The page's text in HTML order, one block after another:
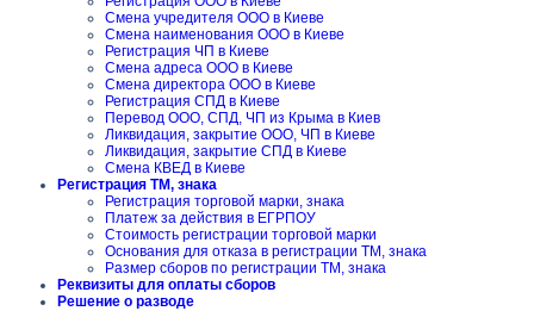
Смена учредителя ООО в Киеве
Смена наименования ООО в Киеве
Регистрация ЧП в Киеве
Смена адреса ООО в Киеве
Смена директора ООО в Киеве
Регистрация СПД в Киеве
Перевод ООО, СПД, ЧП из Крыма в Киев
Ликвидация, закрытие ООО, ЧП в Киеве
Ликвидация, закрытие СПД в Киеве
Смена КВЕД в Киеве
Регистрация ТМ, знака
Регистрация торговой марки, знака
Платеж за действия в ЕГРПОУ
Стоимость регистрации торговой марки
Основания для отказа в регистрации ТМ, знака
Размер сборов по регистрации ТМ, знака
Реквизиты для оплаты сборов
Решение о разводе